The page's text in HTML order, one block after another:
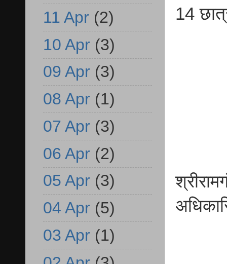
14
11 Apr (2)
10 Apr (3)
09 Apr (3)
08 Apr (1)
07 Apr (3)
06 Apr (2)
05 Apr (3)
04 Apr (5)
03 Apr (1)